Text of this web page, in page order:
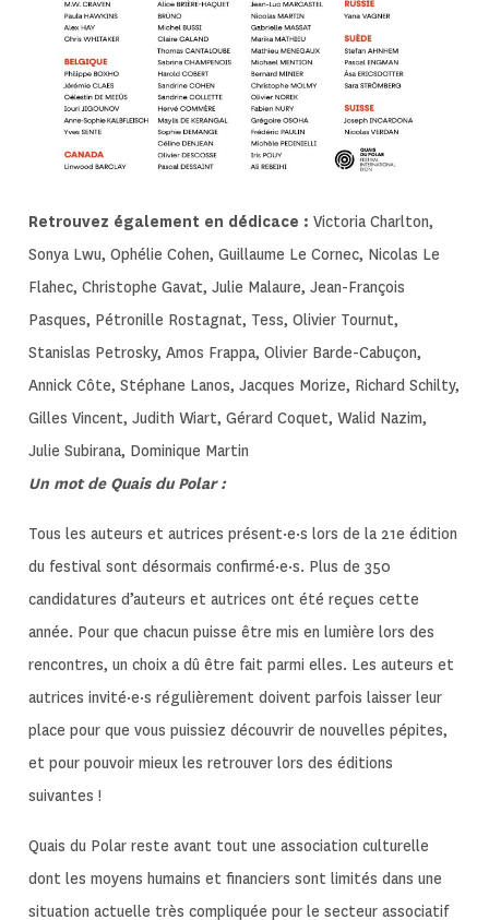
Retrouvez également en dédicace : Victoria Charlton,
Sonya Lwu, Ophélie Cohen, Guillaume Le Cornec, Nicolas Le
Flahec, Christophe Gavat, Julie Malaure, Jean-François
Pasques, Pétronille Rostagnat, Tess, Olivier Tournut,
Stanislas Petrosky, Amos Frappa, Olivier Barde-Cabuçon,
Annick Côte, Stéphane Lanos, Jacques Morize, Richard Schilty,
Gilles Vincent, Judith Wiart, Gérard Coquet, Walid Nazim,
Julie Subirana, Dominique Martin
Un mot de Quais du Polar :
Tous les auteurs et autrices présent·e·s lors de la 21e édition
du festival sont désormais confirmé·e·s. Plus de 350
candidatures d’auteurs et autrices ont été reçues cette
année. Pour que chacun puisse être mis en lumière lors des
rencontres, un choix a dû être fait parmi elles. Les auteurs et
autrices invité·e·s régulièrement doivent parfois laisser leur
place pour que vous puissiez découvrir de nouvelles pépites,
et pour pouvoir mieux les retrouver lors des éditions
suivantes !
Quais du Polar reste avant tout une association culturelle
dont les moyens humains et financiers sont limités dans une
situation actuelle très compliquée pour le secteur associatif